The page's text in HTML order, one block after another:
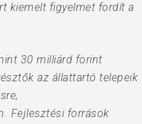
kiemelt figyelmet fordít a
30 milliárd forint
az állattartó telepeik
Fejlesztési források